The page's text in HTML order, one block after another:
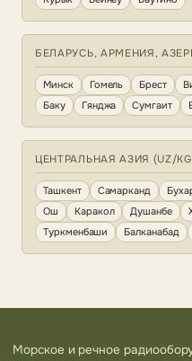
БЕЛАРУСЬ, АРМЕНИЯ,
Минск Гомель Брест
Баку
Гянджа Сумгаит
ЦЕНТРАЛЬНАЯ АЗИЯ (UZ/
Ташкент Самарканд
Ош
Каракол Душанбе
Туркменбаши
Балканабад
Морское и речное